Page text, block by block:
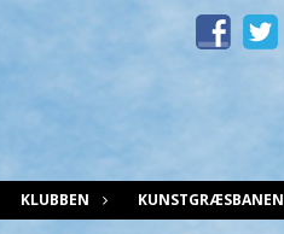
KLUBBEN KUNSTGRÆSBANEN